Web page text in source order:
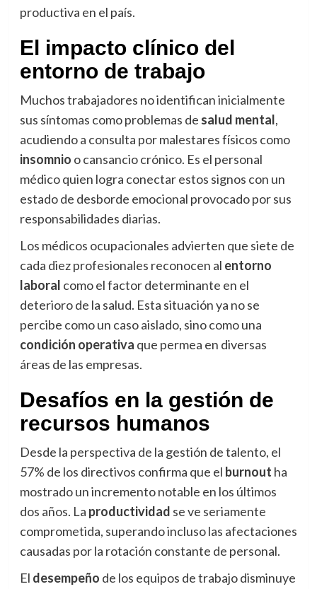
productiva en el país.
El impacto clínico del
entorno de trabajo
Muchos trabajadores no identifican inicialmente
sus síntomas como problemas de salud mental,
acudiendo a consulta por malestares físicos como
insomnio o cansancio crónico. Es el personal
médico quien logra conectar estos signos con un
estado de desborde emocional provocado por sus
responsabilidades diarias.
Los médicos ocupacionales advierten que siete de
cada diez profesionales reconocen al entorno
laboral como el factor determinante en el
deterioro de la salud. Esta situación ya no se
percibe como un caso aislado, sino como una
condición operativa que permea en diversas
áreas de las empresas.
Desafíos en la gestión de
recursos humanos
Desde la perspectiva de la gestión de talento, el
57% de los directivos confirma que el burnout ha
mostrado un incremento notable en los últimos
dos años. La productividad se ve seriamente
comprometida, superando incluso las afectaciones
causadas por la rotación constante de personal.
El desempeño de los equipos de trabajo disminuye